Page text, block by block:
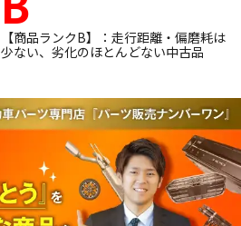
【商品ランクB】：走行距離・偏磨耗は
少ない、劣化のほとんどない中古品